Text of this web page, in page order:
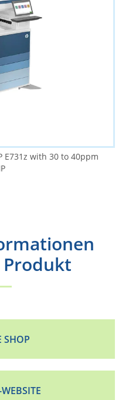
E731z with 30 to 40ppm
SHOP